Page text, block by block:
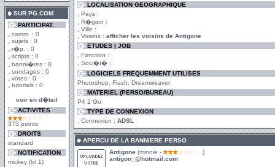
SUR PG.COM
PARTICIPAT.
comm. : 0
sujets : 0
r�p. : 0
scripts : 0
banni�res : 0
sondages : 0
votes : 0
tutorials : 0
voir en d�tail
ACTIVITES
373 points
DROITS
standard
NOTIFICATION
mickey (lvl 1)
LOCALISATION GEOGRAPHIQUE
Pays :
R�gion :
Ville :
Voisins : afficher les voisins de Antigone
ETUDES | JOB
Fonction :
Soci�t� :
LOGICIELS FREQUEMMENT UTILISES
Photoshop, Flash, Dreamweaver
MATERIEL (PERSO/BUREAU)
P4 2 Go
TYPE DE CONNEXION
Connexion : ADSL
APERCU DE LA BANNIERE PERSO
Antigone (minnie -
)
antigon_@hotmail.com